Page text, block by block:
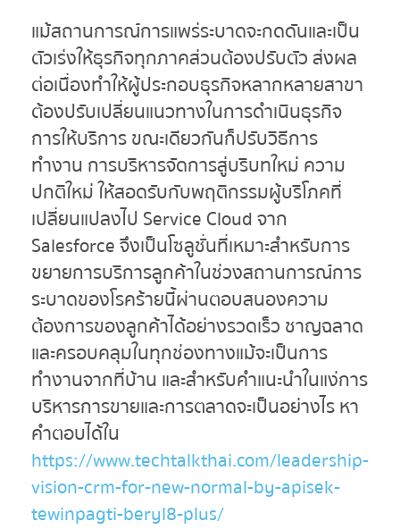
แม้สถานการณ์การแพร่ระบาดจะกดดันและเป็น
ตัวเร่งให้ธุรกิจทุกภาคส่วนต้องปรับตัว ส่งผล
ต่อเนื่องทำให้ผู้ประกอบธุรกิจหลากหลายสาขา
ต้องปรับเปลี่ยนแนวทางในการดำเนินธุรกิจ
การให้บริการ ขณะเดียวกันก็ปรับวิธีการ
ทำงาน การบริหารจัดการสู่บริบทใหม่ ความ
ปกติใหม่ ให้สอดรับกับพฤติกรรมผู้บริโภคที่
เปลี่ยนแปลงไป Service Cloud จาก
Salesforce จึงเป็นโซลูชั่นที่เหมาะสำหรับการ
ขยายการบริการลูกค้าในช่วงสถานการณ์การ
ระบาดของโรคร้ายนี้ผ่านตอบสนองความ
ต้องการของลูกค้าได้อย่างรวดเร็ว ชาญฉลาด
และครอบคลุมในทุกช่องทางแม้จะเป็นการ
ทำงานจากที่บ้าน และสำหรับคำแนะนำในแง่การ
บริหารการขายและการตลาดจะเป็นอย่างไร หา
คำตอบได้ใน
https://www.techtalkthai.com/leadership-
vision-crm-for-new-normal-by-apisek-
tewinpagti-beryl8-plus/